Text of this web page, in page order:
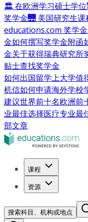
🏛 在欧洲学习硕士学位
奖学金🌉 美国研究生课
educations.com 奖学
金如何撰写奖学金附函
金关于获得瑞典研究所
贴士查找奖学金
如何出国留学上大学值
机信如何申请海外学校
建议世界前十名欧洲前
业最佳选择医疗专业最
部文章
课程
资源
搜索科目、机构或地点